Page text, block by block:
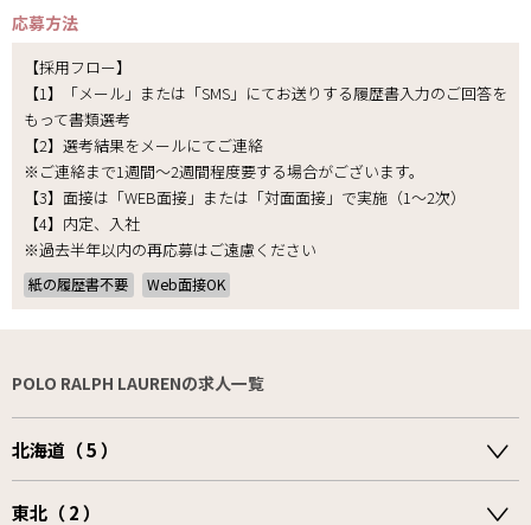
応募方法
【採用フロー】
【1】「メール」または「SMS」にてお送りする履歴書入力のご回答を
もって書類選考
【2】選考結果をメールにてご連絡
※ご連絡まで1週間～2週間程度要する場合がございます。
【3】面接は「WEB面接」または「対面面接」で実施（1～2次）
【4】内定、入社
※過去半年以内の再応募はご遠慮ください
紙の履歴書不要 Web面接OK
POLO RALPH LAURENの求人一覧
北海道（ 5 ）
東北（ 2 ）